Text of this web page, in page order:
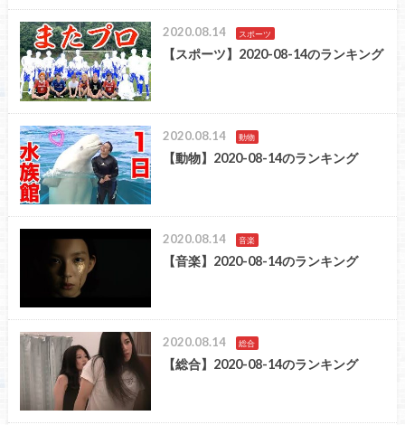
2020.08.14 スポーツ
【スポーツ】2020-08-14のランキング
2020.08.14 動物
【動物】2020-08-14のランキング
2020.08.14 音楽
【音楽】2020-08-14のランキング
2020.08.14 総合
【総合】2020-08-14のランキング